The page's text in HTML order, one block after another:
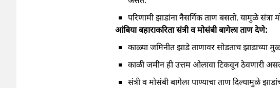
परिणामी झाडांना नैसर्गिक ताण बसतो. यामुळे
आंबिया बहाराकरिता संत्री व मोसंबी बागेला ताण देणे:
काळ्या जमिनीत झाडे ताणावर सोडताच झाडाच्या
काळी जमीन ही उत्तम ओलावा टिकवून ठेवणारी
संत्री व मोसंबी बागेला पाण्याचा ताण दिल्यामुळे